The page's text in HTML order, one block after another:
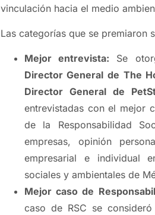
vinculación hacia el medio
Las categorías que se premiaron
Mejor entrevista: Se
Director General de The
Director General de
entrevistadas con el mejor
de la Responsabilidad
empresas, opinión
empresarial e individual
sociales y ambientales de
Mejor caso de
caso de RSC se